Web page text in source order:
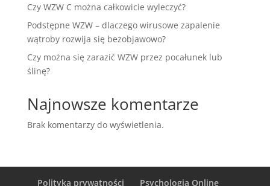
Czy WZW C można całkowicie wyleczyć?
Podstępne WZW – dlaczego wirusowe zapalenie
wątroby rozwija się bezobjawowo?
Czy można się zarazić WZW przez pocałunek lub
ślinę?
Najnowsze komentarze
Brak komentarzy do wyświetlenia.
Polityka prywatności Psychologia Online